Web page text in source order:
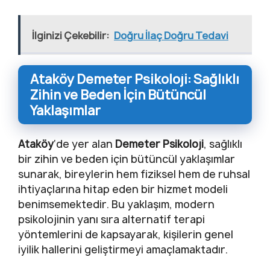
İlginizi Çekebilir: Doğru İlaç Doğru Tedavi
Ataköy Demeter Psikoloji: Sağlıklı
Zihin ve Beden İçin Bütüncül
Yaklaşımlar
Ataköy‘de yer alan Demeter Psikoloji, sağlıklı
bir zihin ve beden için bütüncül yaklaşımlar
sunarak, bireylerin hem fiziksel hem de ruhsal
ihtiyaçlarına hitap eden bir hizmet modeli
benimsemektedir. Bu yaklaşım, modern
psikolojinin yanı sıra alternatif terapi
yöntemlerini de kapsayarak, kişilerin genel
iyilik hallerini geliştirmeyi amaçlamaktadır.